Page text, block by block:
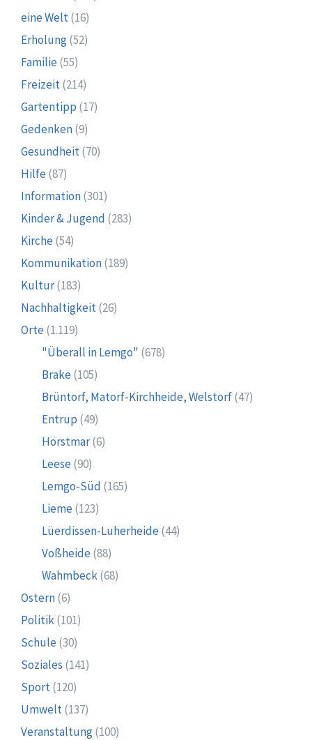
eine Welt(16)
Erholung(52)
Familie (55)
Freizeit(214)
Gartentipp (17)
Gedenken(9)
Gesundheit(70)
Hilfe (87)
Information(301)
Kinder & Jugend (283)
Kirche (54)
Kommunikation(189)
Kultur(183)
Nachhaltigkeit(26)
Orte (1.119)
"Überall in Lemgo" (678)
Brake (105)
Brüntorf, Matorf-Kirchheide, Welstorf(47)
Entrup (49)
Hörstmar(6)
Leese (90)
Lemgo-Süd (165)
Lieme (123)
Lüerdissen-Luherheide (44)
Voßheide (88)
Wahmbeck(68)
Ostern(6)
Politik(101)
Schule (30)
Soziales (141)
Sport(120)
Umwelt(137)
Veranstaltung(100)